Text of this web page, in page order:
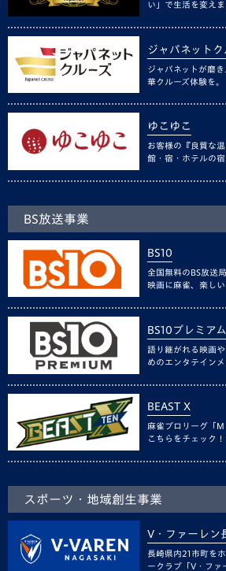
い」で生活を変えま
ジャパネットク
ジャパネットが磨
華クルーズ体験を。
ゆこゆこ
お客様の『良質な
館・宿・ホテルの
BS放送事業
BS10
全国無料のBS放送
映画に麻雀、楽し
BS10プレミアム
語り継がれる映画
めのエンタテイン
BEAST X
麻雀プロリーグ「
こちらをチェック！
スポーツ・地域創生事業
V・ファーレン
長崎県内21市町を
ークラブ「V・ファ